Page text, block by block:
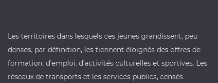
Les territoires dans lesquels ces jeunes grandissent, peu
denses, par définition, les tiennent éloignés des offres de
formation, d’emploi, d’activités culturelles et sportives. Les
réseaux de transports et les services publics, censés